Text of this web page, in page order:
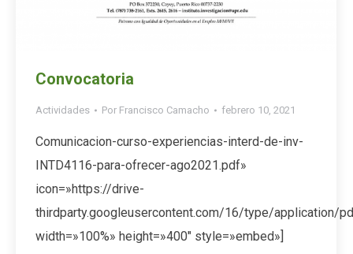
Convocatoria
Actividades Por Francisco Camacho febrero 10, 2021
Comunicacion-curso-experiencias-interd-de-inv-
INTD4116-para-ofrecer-ago2021.pdf»
icon=»https://drive-
thirdparty.googleusercontent.com/16/type/application/
width=»100%» height=»400″ style=»embed»]